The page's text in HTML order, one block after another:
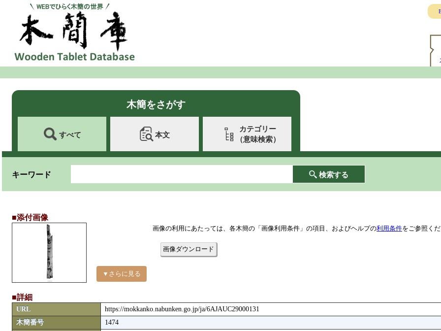
木簡をさがす
すべて 本文
カテゴリー
（意味検索）
キーワード 検索する
■添付画像
▼さらに見る
画像の利用にあたっては、各木簡の「画像利用条件」の項目、およびヘルプの利用条件をご参照く
画像ダウンロード
■詳細
URL
https://mokkanko.nabunken.go.jp/ja/6AJAUC29000131
木簡番号
1474